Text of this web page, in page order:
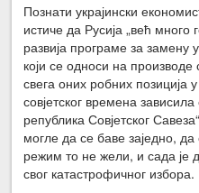
Познати украјински
истиче да Русија „већ
развија програме за замену
који се односи на
свега оних робних позиција
совјетског времена
република Совјетског
могле да се баве заједно,
режим то не жели, и сада
свог катастрофичног избора.